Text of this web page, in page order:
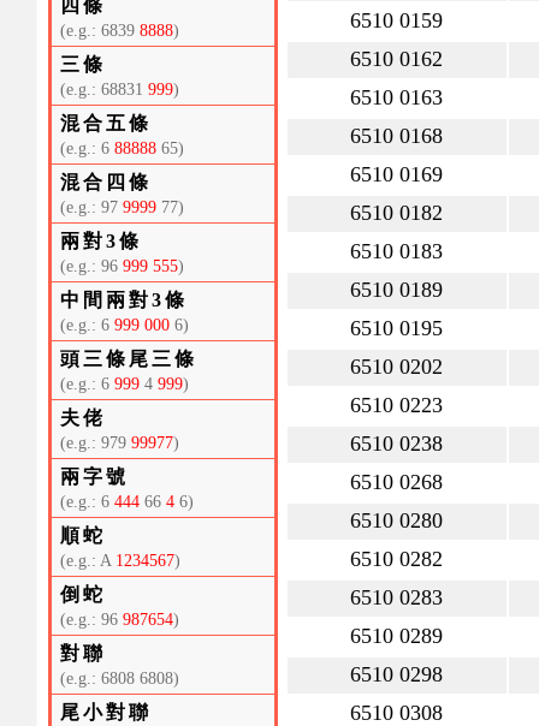
四條
(e.g.: 6839 8888)
三條
(e.g.: 68831 999)
混合五條
(e.g.: 6 88888 65)
混合四條
(e.g.: 97 9999 77)
兩對3條
(e.g.: 96 999 555)
中間兩對3條
(e.g.: 6 999 000 6)
頭三條尾三條
(e.g.: 6 999 4 999)
夫佬
(e.g.: 979 99977)
兩字號
(e.g.: 6 444 66 4 6)
順蛇
(e.g.: A 1234567)
倒蛇
(e.g.: 96 987654)
對聯
(e.g.: 6808 6808)
尾小對聯
6510 0159
6510 0162
6510 0163
6510 0168
6510 0169
6510 0182
6510 0183
6510 0189
6510 0195
6510 0202
6510 0223
6510 0238
6510 0268
6510 0280
6510 0282
6510 0283
6510 0289
6510 0298
6510 0308